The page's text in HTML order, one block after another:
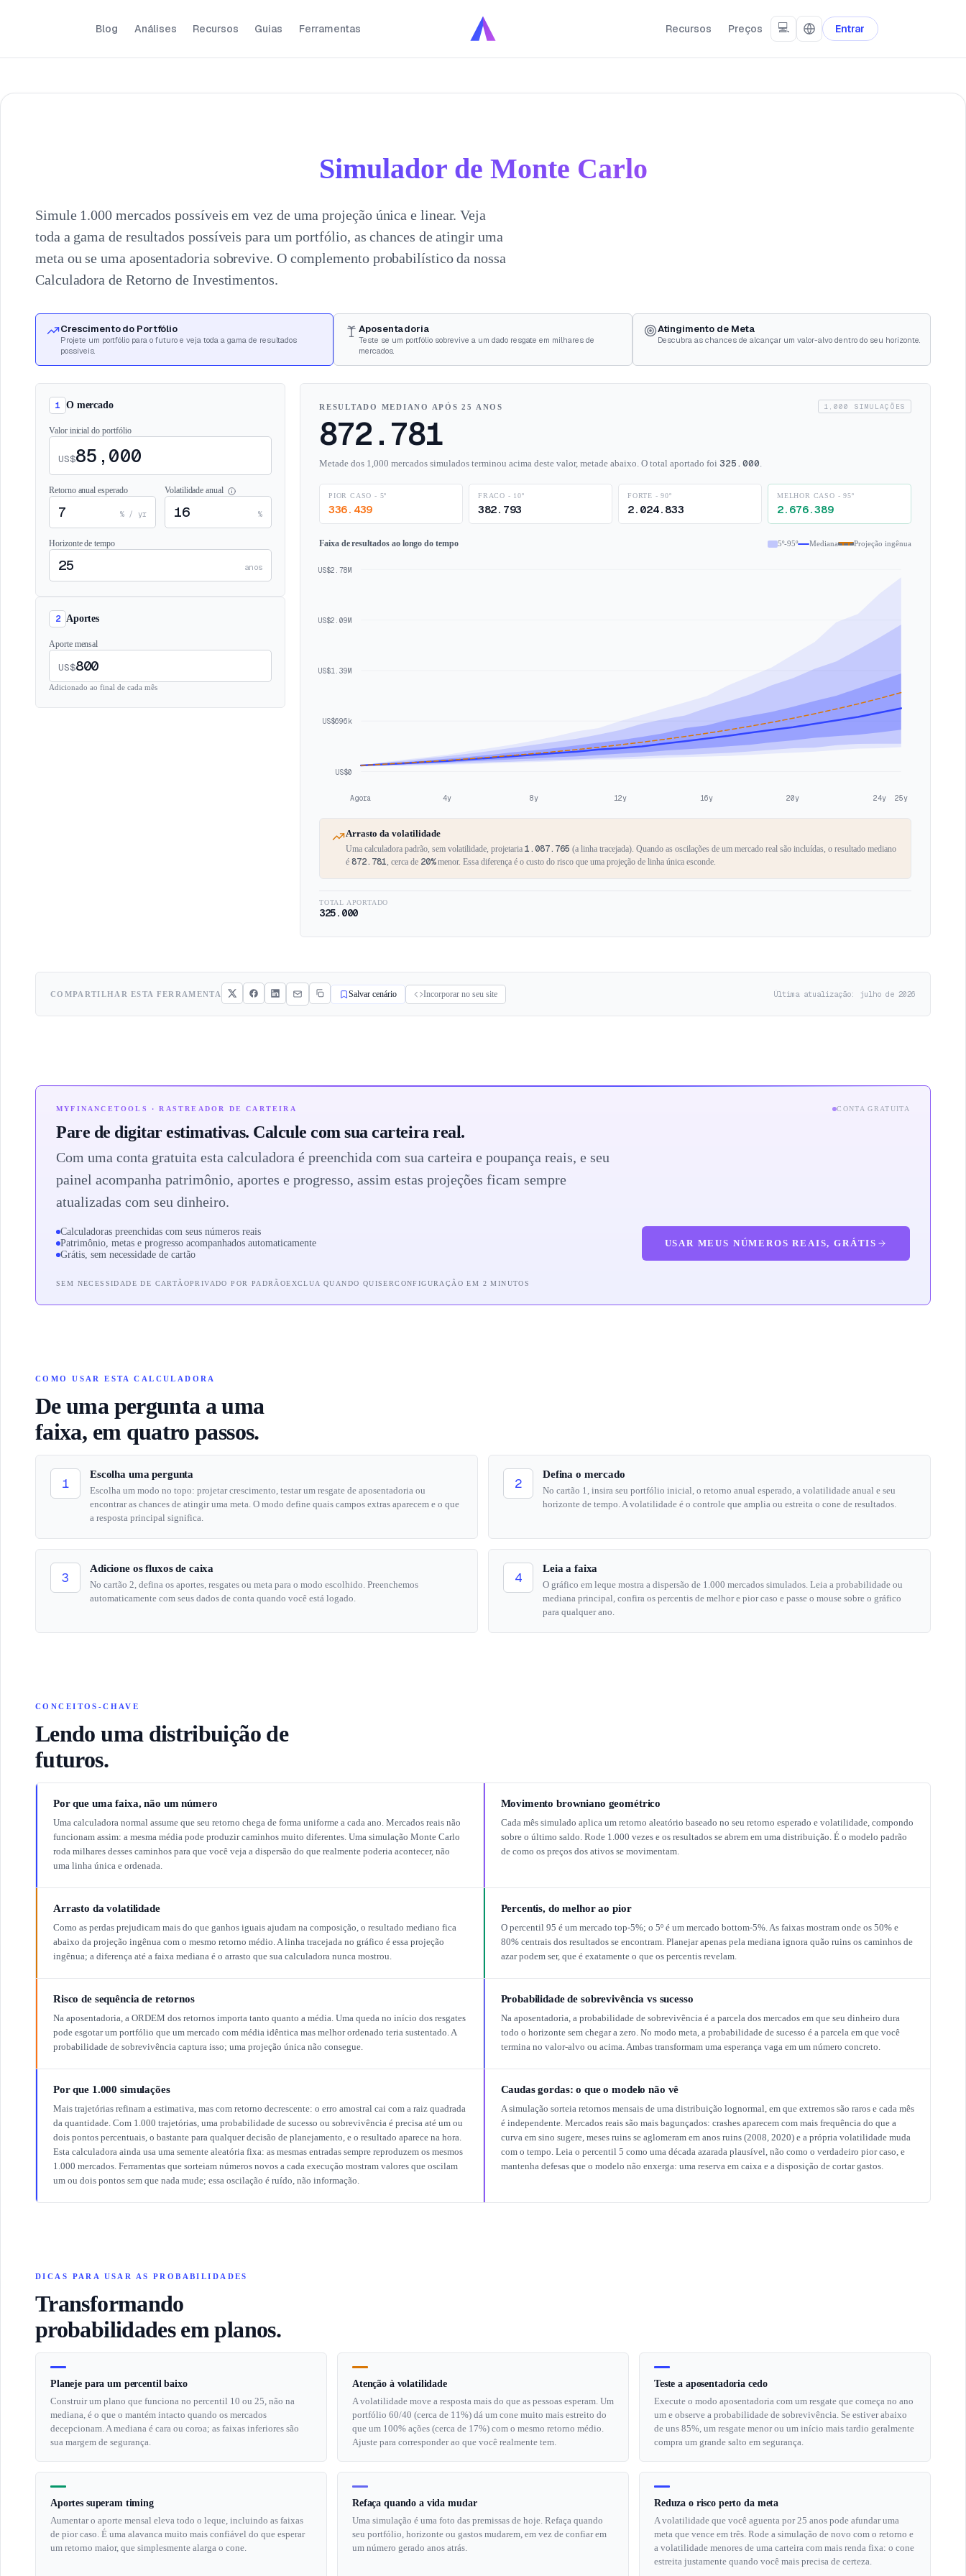
Blog Análises Recursos Guias Ferramentas Recursos Preços 💻 Entrar
Simulador de Monte Carlo
Simule 1.000 mercados possíveis em vez de uma projeção única e linear. Veja
toda a gama de resultados possíveis para um portfólio, as chances de atingir uma
meta ou se uma aposentadoria sobrevive. O complemento probabilístico da nossa
Calculadora de Retorno de Investimentos.
Crescimento do Portfólio
Projete um portfólio para o futuro e veja toda a gama de resultados
possíveis.
Aposentadoria
Teste se um portfólio sobrevive a um dado resgate em milhares de
mercados.
Atingimento de Meta
Descubra as chances de alcançar um valor-alvo dentro do seu horizonte.
1 O mercado
Valor inicial do portfólio
US$
Retorno anual esperado
% / yr
Volatilidade anual
%
Horizonte de tempo
anos
2 Aportes
Aporte mensal
US$
Adicionado ao final de cada mês
RESULTADO MEDIANO APÓS 25 ANOS 1,000 SIMULAÇÕES
872.781
Metade dos 1,000 mercados simulados terminou acima deste valor, metade abaixo. O total aportado foi 325.000.
PIOR CASO - 5º
336.439
FRACO - 10º
382.793
FORTE - 90º
2.024.833
MELHOR CASO - 95º
2.676.389
Faixa de resultados ao longo do tempo 5º-95º Mediana Projeção ingênua
US$2.78M
US$2.09M
US$1.39M
US$696k
US$0
Agora 4y 8y 12y 16y 20y 24y 25y
Arrasto da volatilidade
Uma calculadora padrão, sem volatilidade, projetaria 1.087.765 (a linha tracejada). Quando as oscilações de um mercado real são incluídas, o resultado mediano
é 872.781, cerca de 20% menor. Essa diferença é o custo do risco que uma projeção de linha única esconde.
TOTAL APORTADO
325.000
COMPARTILHAR ESTA FERRAMENTA Salvar cenário Incorporar no seu site Última atualização: julho de 2026
MYFINANCETOOLS · RASTREADOR DE CARTEIRA CONTA GRATUITA
Pare de digitar estimativas. Calcule com sua carteira real.
Com uma conta gratuita esta calculadora é preenchida com sua carteira e poupança reais, e seu
painel acompanha patrimônio, aportes e progresso, assim estas projeções ficam sempre
atualizadas com seu dinheiro.
Calculadoras preenchidas com seus números reais
Patrimônio, metas e progresso acompanhados automaticamente
Grátis, sem necessidade de cartão
USAR MEUS NÚMEROS REAIS, GRÁTIS
SEM NECESSIDADE DE CARTÃOPRIVADO POR PADRÃOEXCLUA QUANDO QUISERCONFIGURAÇÃO EM 2 MINUTOS
COMO USAR ESTA CALCULADORA
De uma pergunta a uma
faixa, em quatro passos.
1
Escolha uma pergunta
Escolha um modo no topo: projetar crescimento, testar um resgate de aposentadoria ou
encontrar as chances de atingir uma meta. O modo define quais campos extras aparecem e o que
a resposta principal significa.
2
Defina o mercado
No cartão 1, insira seu portfólio inicial, o retorno anual esperado, a volatilidade anual e seu
horizonte de tempo. A volatilidade é o controle que amplia ou estreita o cone de resultados.
3
Adicione os fluxos de caixa
No cartão 2, defina os aportes, resgates ou meta para o modo escolhido. Preenchemos
automaticamente com seus dados de conta quando você está logado.
4
Leia a faixa
O gráfico em leque mostra a dispersão de 1.000 mercados simulados. Leia a probabilidade ou
mediana principal, confira os percentis de melhor e pior caso e passe o mouse sobre o gráfico
para qualquer ano.
CONCEITOS-CHAVE
Lendo uma distribuição de
futuros.
Por que uma faixa, não um número
Uma calculadora normal assume que seu retorno chega de forma uniforme a cada ano. Mercados reais não
funcionam assim: a mesma média pode produzir caminhos muito diferentes. Uma simulação Monte Carlo
roda milhares desses caminhos para que você veja a dispersão do que realmente poderia acontecer, não
uma linha única e ordenada.
Movimento browniano geométrico
Cada mês simulado aplica um retorno aleatório baseado no seu retorno esperado e volatilidade, compondo
sobre o último saldo. Rode 1.000 vezes e os resultados se abrem em uma distribuição. É o modelo padrão
de como os preços dos ativos se movimentam.
Arrasto da volatilidade
Como as perdas prejudicam mais do que ganhos iguais ajudam na composição, o resultado mediano fica
abaixo da projeção ingênua com o mesmo retorno médio. A linha tracejada no gráfico é essa projeção
ingênua; a diferença até a faixa mediana é o arrasto que sua calculadora nunca mostrou.
Percentis, do melhor ao pior
O percentil 95 é um mercado top-5%; o 5º é um mercado bottom-5%. As faixas mostram onde os 50% e
80% centrais dos resultados se encontram. Planejar apenas pela mediana ignora quão ruins os caminhos de
azar podem ser, que é exatamente o que os percentis revelam.
Risco de sequência de retornos
Na aposentadoria, a ORDEM dos retornos importa tanto quanto a média. Uma queda no início dos resgates
pode esgotar um portfólio que um mercado com média idêntica mas melhor ordenado teria sustentado. A
probabilidade de sobrevivência captura isso; uma projeção única não consegue.
Probabilidade de sobrevivência vs sucesso
Na aposentadoria, a probabilidade de sobrevivência é a parcela dos mercados em que seu dinheiro dura
todo o horizonte sem chegar a zero. No modo meta, a probabilidade de sucesso é a parcela em que você
termina no valor-alvo ou acima. Ambas transformam uma esperança vaga em um número concreto.
Por que 1.000 simulações
Mais trajetórias refinam a estimativa, mas com retorno decrescente: o erro amostral cai com a raiz quadrada
da quantidade. Com 1.000 trajetórias, uma probabilidade de sucesso ou sobrevivência é precisa até um ou
dois pontos percentuais, o bastante para qualquer decisão de planejamento, e o resultado aparece na hora.
Esta calculadora ainda usa uma semente aleatória fixa: as mesmas entradas sempre reproduzem os mesmos
1.000 mercados. Ferramentas que sorteiam números novos a cada execução mostram valores que oscilam
um ou dois pontos sem que nada mude; essa oscilação é ruído, não informação.
Caudas gordas: o que o modelo não vê
A simulação sorteia retornos mensais de uma distribuição lognormal, em que extremos são raros e cada mês
é independente. Mercados reais são mais bagunçados: crashes aparecem com mais frequência do que a
curva em sino sugere, meses ruins se aglomeram em anos ruins (2008, 2020) e a própria volatilidade muda
com o tempo. Leia o percentil 5 como uma década azarada plausível, não como o verdadeiro pior caso, e
mantenha defesas que o modelo não enxerga: uma reserva em caixa e a disposição de cortar gastos.
DICAS PARA USAR AS PROBABILIDADES
Transformando
probabilidades em planos.
Planeje para um percentil baixo
Construir um plano que funciona no percentil 10 ou 25, não na
mediana, é o que o mantém intacto quando os mercados
decepcionam. A mediana é cara ou coroa; as faixas inferiores são
sua margem de segurança.
Atenção à volatilidade
A volatilidade move a resposta mais do que as pessoas esperam. Um
portfólio 60/40 (cerca de 11%) dá um cone muito mais estreito do
que um 100% ações (cerca de 17%) com o mesmo retorno médio.
Ajuste para corresponder ao que você realmente tem.
Teste a aposentadoria cedo
Execute o modo aposentadoria com um resgate que começa no ano
um e observe a probabilidade de sobrevivência. Se estiver abaixo
de uns 85%, um resgate menor ou um início mais tardio geralmente
compra um grande salto em segurança.
Aportes superam timing
Aumentar o aporte mensal eleva todo o leque, incluindo as faixas
de pior caso. É uma alavanca muito mais confiável do que esperar
um retorno maior, que simplesmente alarga o cone.
Refaça quando a vida mudar
Uma simulação é uma foto das premissas de hoje. Refaça quando
seu portfólio, horizonte ou gastos mudarem, em vez de confiar em
um número gerado anos atrás.
Reduza o risco perto da meta
A volatilidade que você aguenta por 25 anos pode afundar uma
meta que vence em três. Rode a simulação de novo com o retorno e
a volatilidade menores de uma carteira com mais renda fixa: o cone
estreita justamente quando você mais precisa de certeza.